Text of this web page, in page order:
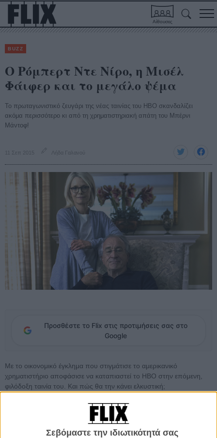
Σεβόμαστε την ιδιωτικότητά σας
Αίθουσες
BUZZ
Ο Ρόμπερτ Ντε Νίρο, η Μισέλ
Φάιφερ και το μεγάλο ψέμα
Το πρωταγωνιστικό ζευγάρι της νέας ταινίας του HBO σκανδαλίζει
ακόμα περισσότερο κι από τη χρηματιστηριακή απάτη του Μπέρνι
Μάντοφ!
11 Σεπ 2015 Λήδα Γαλανού
Προσθέστε το Flix στις προτιμήσεις σας στο
Google
Με το οικονομικό έγκλημα που στιγμάτισε το αμερικανικό
χρηματιστήριο αποφάσισε να καταπιαστεί το HBO στην επόμενη,
φιλόδοξη ταινία του. Και πώς θα την κάνει ελκυστική;
Νίρο και τη Μισέλ Φάιφερ, ελπίζουμε με μεγαλύτερη ευρηματικότητα
απ' ό,τι στην τελευταία τους συνάντηση στην οθόνη, στην